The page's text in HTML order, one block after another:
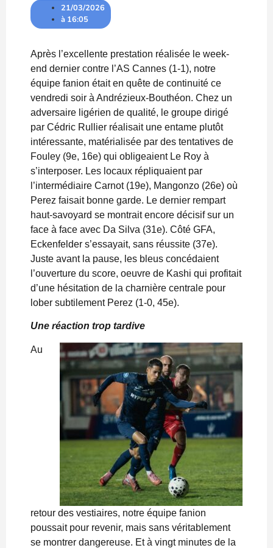
21/03/2026
à 16:05
Après l’excellente prestation réalisée le week-
end dernier contre l’AS Cannes (1-1), notre
équipe fanion était en quête de continuité ce
vendredi soir à Andrézieux-Bouthéon. Chez un
adversaire ligérien de qualité, le groupe dirigé
par Cédric Rullier réalisait une entame plutôt
intéressante, matérialisée par des tentatives de
Fouley (9e, 16e) qui obligeaient Le Roy à
s’interposer. Les locaux répliquaient par
l’intermédiaire Carnot (19e), Mangonzo (26e) où
Perez faisait bonne garde. Le dernier rempart
haut-savoyard se montrait encore décisif sur un
face à face avec Da Silva (31e). Côté GFA,
Eckenfelder s’essayait, sans réussite (37e).
Juste avant la pause, les bleus concédaient
l’ouverture du score, oeuvre de Kashi qui profitait
d’une hésitation de la charnière centrale pour
lober subtilement Perez (1-0, 45e).
Une réaction trop tardive
Au
retour des vestiaires, notre équipe fanion
poussait pour revenir, mais sans véritablement
se montrer dangereuse. Et à vingt minutes de la